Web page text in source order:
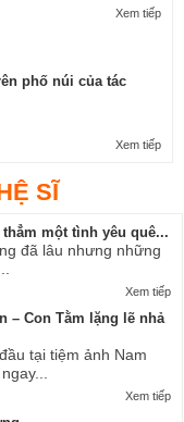
Xem tiếp
phố núi của tác
Xem tiếp
SĨ
một tình yêu quê...
đã lâu nhưng những
Xem tiếp
– Con Tằm lặng lẽ nhả
tại tiệm ảnh Nam
Xem tiếp